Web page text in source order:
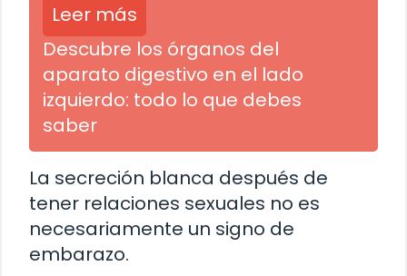
Leer más
Descubre los órganos del
aparato digestivo en el lado
izquierdo: todo lo que debes
saber
La secreción blanca después de
tener relaciones sexuales no es
necesariamente un signo de
embarazo.